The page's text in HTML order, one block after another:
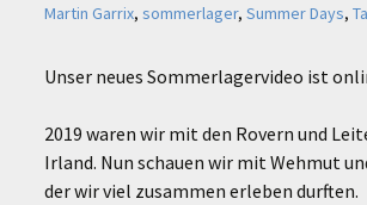
Martin Garrix, sommerlager, Summer Days,
Unser neues Sommerlagervideo ist
2019 waren wir mit den Rovern und
Irland. Nun schauen wir mit Wehmut
der wir viel zusammen erleben durften.